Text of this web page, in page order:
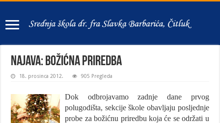
Najava: Božićna priredba
18. prosinca 2012. 905 Pregleda
Dok odbrojavamo zadnje dane prvog
polugodišta, sekcije škole obavljaju posljednje
probe za božićnu priredbu koja će se održati u